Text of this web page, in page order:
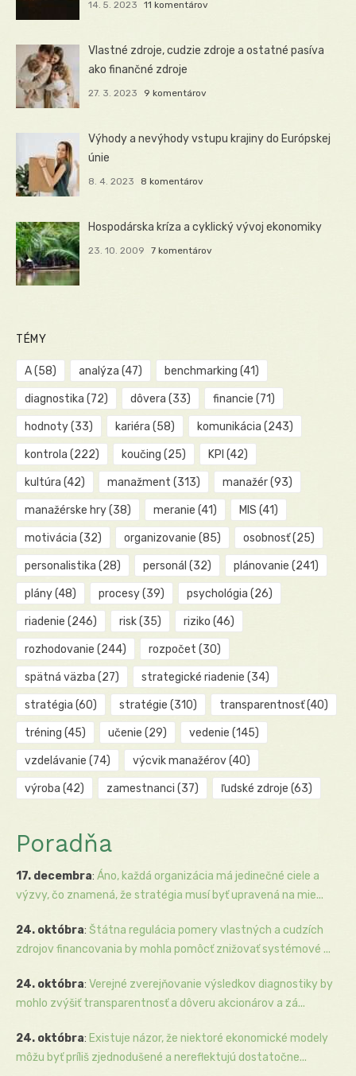
14. 5. 2023 11 komentárov
Vlastné zdroje, cudzie zdroje a ostatné pasíva
ako finančné zdroje
27. 3. 2023 9 komentárov
Výhody a nevýhody vstupu krajiny do Európskej
únie
8. 4. 2023 8 komentárov
Hospodárska kríza a cyklický vývoj ekonomiky
23. 10. 2009 7 komentárov
TÉMY
A(58) analýza (47) benchmarking (41)
diagnostika (72) dôvera (33) financie (71)
hodnoty(33) kariéra (58) komunikácia (243)
kontrola (222) koučing (25) KPI (42)
kultúra (42) manažment (313) manažér(93)
manažérske hry(38) meranie (41) MIS (41)
motivácia (32) organizovanie (85) osobnosť(25)
personalistika (28) personál (32) plánovanie (241)
plány(48) procesy(39) psychológia (26)
riadenie (246) risk(35) riziko (46)
rozhodovanie (244) rozpočet (30)
spätná väzba (27) strategické riadenie (34)
stratégia (60) stratégie (310) transparentnosť(40)
tréning (45) učenie (29) vedenie (145)
vzdelávanie (74) výcvik manažérov(40)
výroba (42) zamestnanci (37) ľudské zdroje (63)
Poradňa
17. decembra: Áno, každá organizácia má jedinečné ciele a
výzvy, čo znamená, že stratégia musí byť upravená na mie...
24. októbra: Štátna regulácia pomery vlastných a cudzích
zdrojov financovania by mohla pomôcť znižovať systémové ...
24. októbra: Verejné zverejňovanie výsledkov diagnostiky by
mohlo zvýšiť transparentnosť a dôveru akcionárov a zá...
24. októbra: Existuje názor, že niektoré ekonomické modely
môžu byť príliš zjednodušené a nereflektujú dostatočne...